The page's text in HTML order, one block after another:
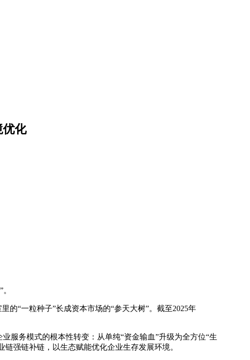
优化
的“一粒种子”长成资本市场的“参天大树”。截至2025年
服务模式的根本性转变：从单纯“资金输血”升级为全方位“生
强链补链，以生态赋能优化企业生存发展环境。